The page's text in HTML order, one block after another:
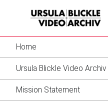
Home
Ursula Blickle Video Archiv
Mission Statement